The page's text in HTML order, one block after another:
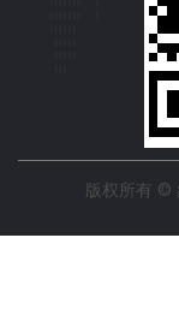
版权所有 ©